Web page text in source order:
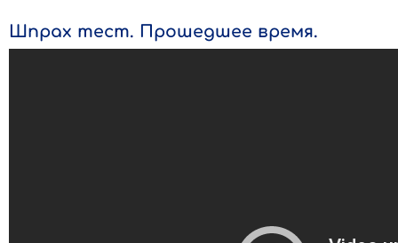
Шпрах тест. Прошедшее время.